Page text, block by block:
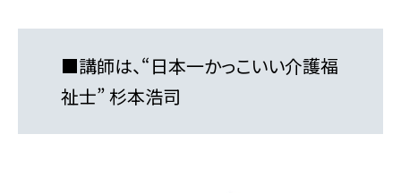
■講師は、“日本一かっこいい介護福
祉士” 杉本浩司